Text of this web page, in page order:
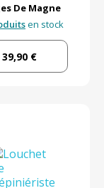
De Magne
en stock
39,90 €